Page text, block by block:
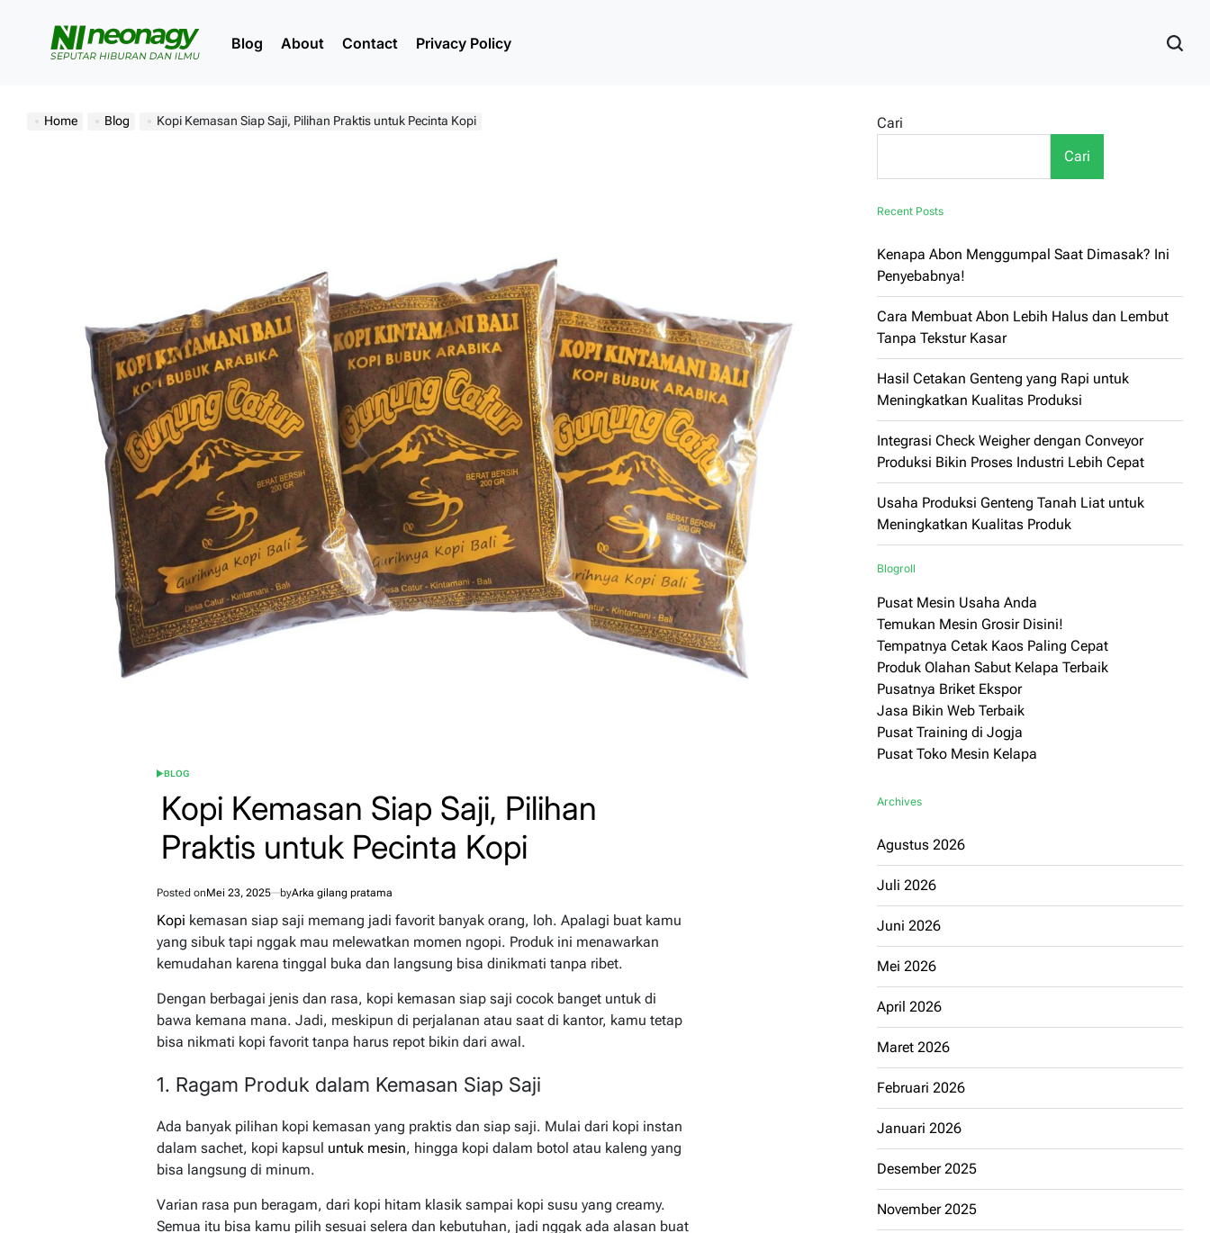
Blog About Contact Privacy Policy
Home Blog Kopi Kemasan Siap Saji, Pilihan Praktis untuk Pecinta Kopi
POSTED
BLOG
Kopi Kemasan Siap Saji, Pilihan
Praktis untuk Pecinta Kopi
Posted onMei 23, 2025 byArka gilang pratama
Kopi kemasan siap saji memang jadi favorit banyak orang, loh. Apalagi buat kamu
yang sibuk tapi nggak mau melewatkan momen ngopi. Produk ini menawarkan
kemudahan karena tinggal buka dan langsung bisa dinikmati tanpa ribet.
Dengan berbagai jenis dan rasa, kopi kemasan siap saji cocok banget untuk di
bawa kemana mana. Jadi, meskipun di perjalanan atau saat di kantor, kamu tetap
bisa nikmati kopi favorit tanpa harus repot bikin dari awal.
1. Ragam Produk dalam Kemasan Siap Saji
Ada banyak pilihan kopi kemasan yang praktis dan siap saji. Mulai dari kopi instan
dalam sachet, kopi kapsul untuk mesin, hingga kopi dalam botol atau kaleng yang
bisa langsung di minum.
Varian rasa pun beragam, dari kopi hitam klasik sampai kopi susu yang creamy.
Semua itu bisa kamu pilih sesuai selera dan kebutuhan, jadi nggak ada alasan buat
Cari
Cari
Recent Posts
Kenapa Abon Menggumpal Saat Dimasak? Ini
Penyebabnya!
Cara Membuat Abon Lebih Halus dan Lembut
Tanpa Tekstur Kasar
Hasil Cetakan Genteng yang Rapi untuk
Meningkatkan Kualitas Produksi
Integrasi Check Weigher dengan Conveyor
Produksi Bikin Proses Industri Lebih Cepat
Usaha Produksi Genteng Tanah Liat untuk
Meningkatkan Kualitas Produk
Blogroll
Pusat Mesin Usaha Anda
Temukan Mesin Grosir Disini!
Tempatnya Cetak Kaos Paling Cepat
Produk Olahan Sabut Kelapa Terbaik
Pusatnya Briket Ekspor
Jasa Bikin Web Terbaik
Pusat Training di Jogja
Pusat Toko Mesin Kelapa
Archives
Agustus 2026
Juli 2026
Juni 2026
Mei 2026
April 2026
Maret 2026
Februari 2026
Januari 2026
Desember 2025
November 2025